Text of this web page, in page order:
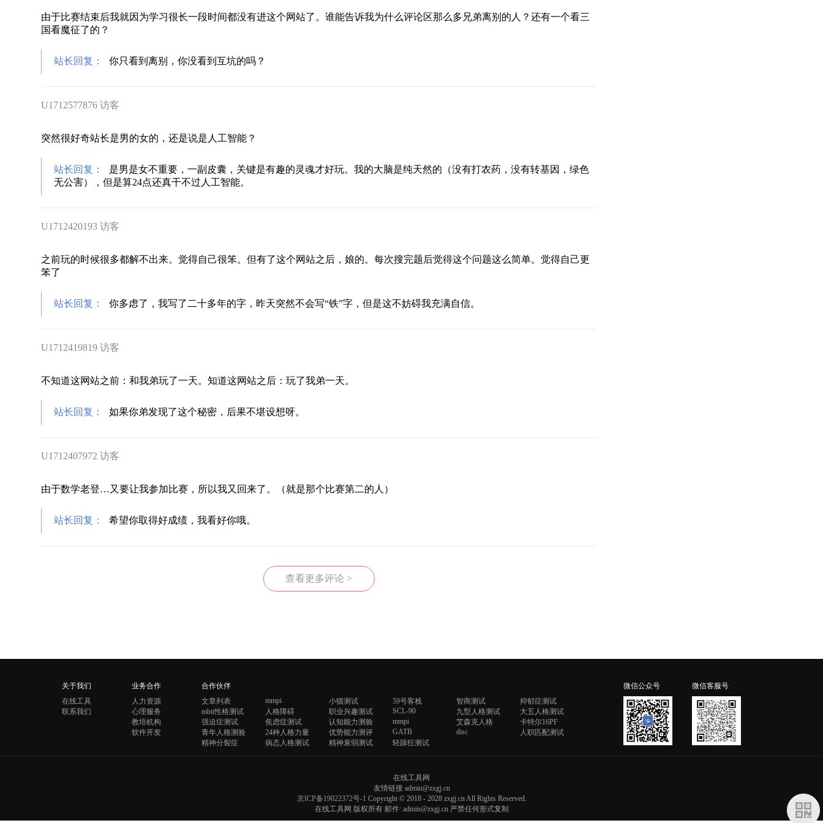
由于比赛结束后我就因为学习很长一段时间都没有进这个网站了。谁能告诉我为什么评论区那么多兄弟离别的人？还有一个看三
国看魔征了的？
站长回复： 你只看到离别，你没看到互坑的吗？
U1712577876 访客
突然很好奇站长是男的女的，还是说是人工智能？
站长回复：
是男是女不重要，一副皮囊，关键是有趣的灵魂才好玩。我的大脑是纯天然的（没有打农药，没有转基因，绿色
无公害），但是算24点还真干不过人工智能。
U1712420193 访客
之前玩的时候很多都解不出来。觉得自己很笨。但有了这个网站之后，娘的。每次搜完题后觉得这个问题这么简单。觉得自己更
笨了
站长回复： 你多虑了，我写了二十多年的字，昨天突然不会写“铁”字，但是这不妨碍我充满自信。
U1712419819 访客
不知道这网站之前：和我弟玩了一天。知道这网站之后：玩了我弟一天。
站长回复： 如果你弟发现了这个秘密，后果不堪设想呀。
U1712407972 访客
由于数学老登…又要让我参加比赛，所以我又回来了。（就是那个比赛第二的人）
站长回复： 希望你取得好成绩，我看好你哦。
查看更多评论 >
二维码
关于我们
在线工具
联系我们
业务合作
人力资源
心理服务
教培机构
软件开发
合作伙伴
文章列表
mmpi 小猫测试 59号客栈 智商测试
抑郁症测试
mbti性格测试
人格障碍 职业兴趣测试 SCL-90 九型人格测试
大五人格测试
强迫症测试
焦虑症测试 认知能力测验 mmpi 艾森克人格
卡特尔16PF
青年人格测验
24种人格力量 优势能力测评 GATB disc
人职匹配测试
精神分裂症
病态人格测试 精神衰弱测试 轻躁狂测试
微信客服号
微信公众号
在线工具网
友情链接 admin@zxgj.cn
京ICP备19022372号-1 Copyright © 2018 - 2028 zxgj.cn All Rights Reserved.
在线工具网 版权所有 邮件: admin@zxgj.cn 严禁任何形式复制